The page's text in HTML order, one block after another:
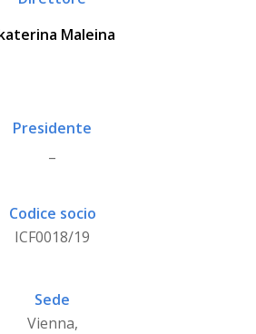
Maleina
Presidente
Codice socio
ICF0018/19
Sede
Vienna,